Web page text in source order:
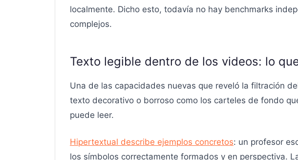
localmente. Dicho esto, todavía no hay benchmarks
complejos.
Texto legible dentro de los videos: lo
Una de las capacidades nuevas que reveló la filtración
texto decorativo o borroso como los carteles de fondo
puede leer.
Hipertextual describe ejemplos concretos: un profesor
los símbolos correctamente formados y en perspectiva.